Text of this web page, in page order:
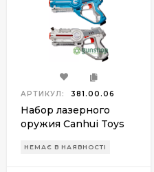
АРТИКУЛ: 381.00.06
Набор лазерного
оружия Canhui Toys
BB1508 (2 пистолета)
НЕМАЄ В НАЯВНОСТІ